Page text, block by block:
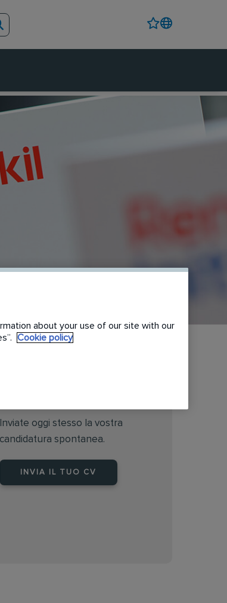
Inviate oggi stesso la vostra
candidatura spontanea.
INVIA IL TUO CV
about your use of our site with our
Cookie policy